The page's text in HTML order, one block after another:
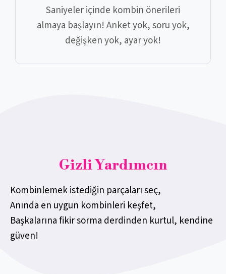
Saniyeler içinde kombin önerileri
almaya başlayın! Anket yok, soru yok,
değişken yok, ayar yok!
Gizli Yardımcın
Kombinlemek istediğin parçaları seç,
Anında en uygun kombinleri keşfet,
Başkalarına fikir sorma derdinden kurtul, kendine
güven!